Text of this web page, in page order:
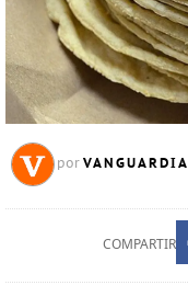
por VANGUARDIA
COMPARTIR